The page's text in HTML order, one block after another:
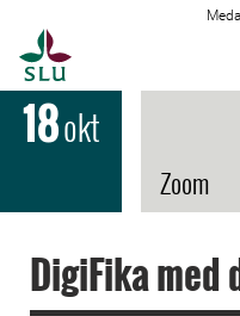
18okt
Zoom
DigiFika med